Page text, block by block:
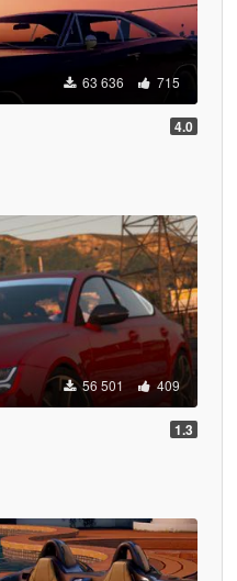
63 636 715
4.0
56 501 409
1.3